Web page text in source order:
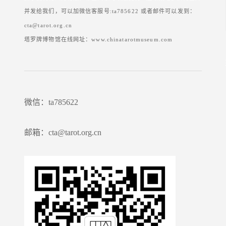
并发给我们，可以加微信客服号:ta785622 或者邮件可以发到：
cta@tarot.org.cn
塔罗牌博物馆在线网址：www.chinatarotmuseum.com
微信：ta785622
邮箱：cta@tarot.org.cn